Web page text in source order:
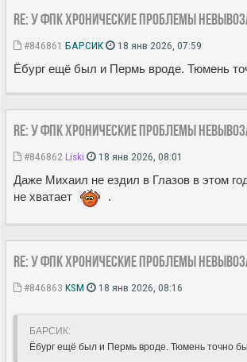
Re: У ФПК хронические проблемы
#846861 БАРСИК 18 янв 2026, 07:59
Ёбург ещё был и Пермь вроде. Тюмень
Re: У ФПК хронические проблемы
#846862 Liski 18 янв 2026, 08:01
Даже Михаил не ездил в Глазов в этом
не хватает
.
Re: У ФПК хронические проблемы
#846863 KSM 18 янв 2026, 08:16
БАРСИК:
Ёбург ещё был и Пермь вроде. Тюмень точно